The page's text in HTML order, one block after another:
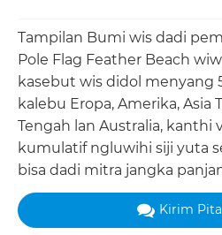
Tampilan Bumi wis dadi
Pole Flag Feather Beach
kasebut wis didol menyang
kalebu Eropa, Amerika, Asia
Tengah lan Australia, kanthi
kumulatif ngluwihi siji yuta
bisa dadi mitra jangka
Kirim